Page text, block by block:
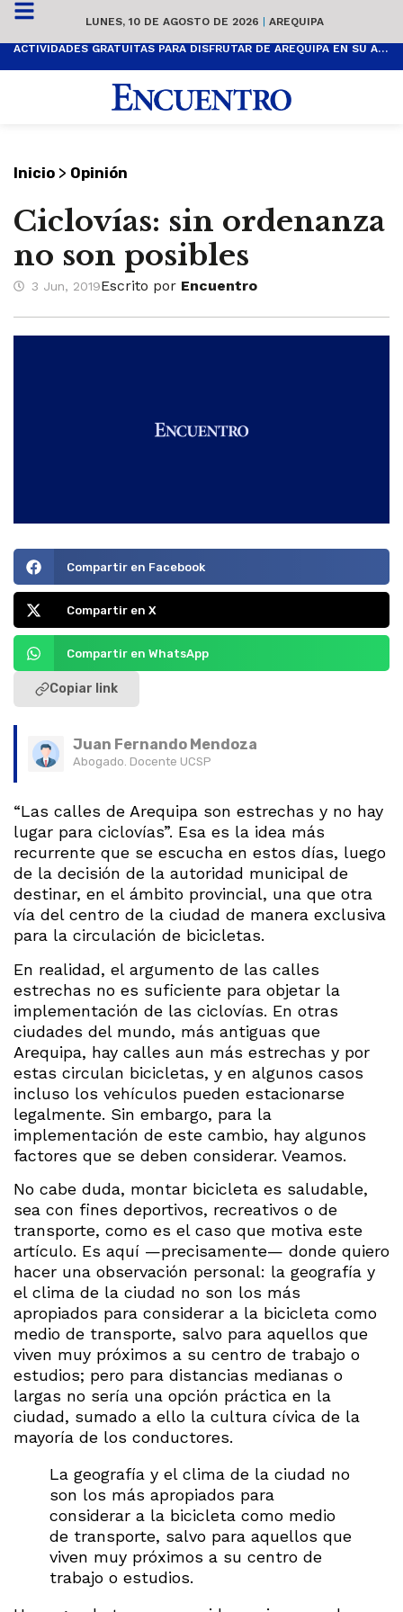
LUNES, 10 DE AGOSTO DE 2026 | AREQUIPA
ACTIVIDADES GRATUITAS PARA DISFRUTAR DE AREQUIPA EN SU ANIVERSARIO
Inicio > Opinión
Ciclovías: sin ordenanza
no son posibles
3 Jun, 2019Escrito por Encuentro
Compartir en Facebook
Compartir en X
Compartir en WhatsApp
Copiar link
Juan Fernando Mendoza
Abogado. Docente UCSP
“Las calles de Arequipa son estrechas y no hay
lugar para ciclovías”. Esa es la idea más
recurrente que se escucha en estos días, luego
de la decisión de la autoridad municipal de
destinar, en el ámbito provincial, una que otra
vía del centro de la ciudad de manera exclusiva
para la circulación de bicicletas.
En realidad, el argumento de las calles
estrechas no es suficiente para objetar la
implementación de las ciclovías. En otras
ciudades del mundo, más antiguas que
Arequipa, hay calles aun más estrechas y por
estas circulan bicicletas, y en algunos casos
incluso los vehículos pueden estacionarse
legalmente. Sin embargo, para la
implementación de este cambio, hay algunos
factores que se deben considerar. Veamos.
No cabe duda, montar bicicleta es saludable,
sea con fines deportivos, recreativos o de
transporte, como es el caso que motiva este
artículo. Es aquí —precisamente— donde quiero
hacer una observación personal: la geografía y
el clima de la ciudad no son los más
apropiados para considerar a la bicicleta como
medio de transporte, salvo para aquellos que
viven muy próximos a su centro de trabajo o
estudios; pero para distancias medianas o
largas no sería una opción práctica en la
ciudad, sumado a ello la cultura cívica de la
mayoría de los conductores.
La geografía y el clima de la ciudad no
son los más apropiados para
considerar a la bicicleta como medio
de transporte, salvo para aquellos que
viven muy próximos a su centro de
trabajo o estudios.